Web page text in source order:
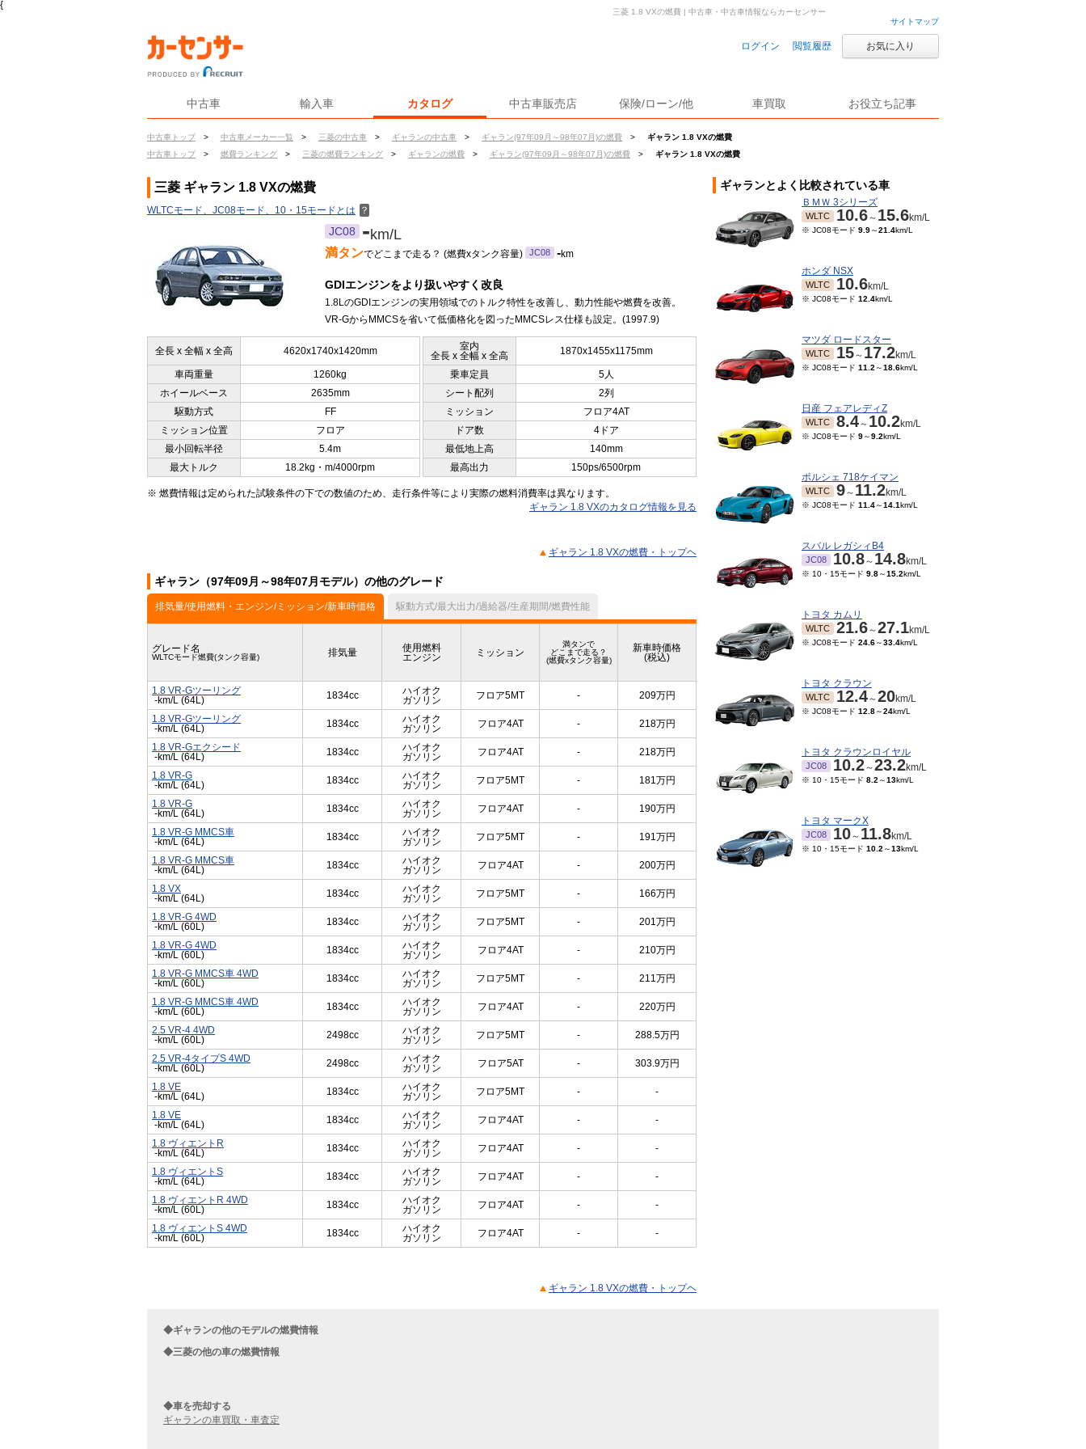
{
サイトマップ
ログイン 閲覧履歴 お気に入り
中古車 輸入車 カタログ 中古車販売店 保険/ローン/他 車買取 お役立ち記事
中古車トップ > 中古車メーカー一覧 > 三菱の中古車 > ギャランの中古車 > ギャラン(97年09月～98年07月)の燃費 >
ギャラン 1.8 VXの燃費
中古車トップ
> 燃費ランキング > 三菱の燃費ランキング > ギャランの燃費 > ギャラン(97年09月～98年07月)の燃費 > ギャラン 1.8 VXの燃費
三菱 1.8 VXの燃費 | 中古車・中古車情報ならカーセンサー
三菱 ギャラン 1.8 VXの燃費
WLTCモード、JC08モード、10・15モードとは ？
JC08 -km/L
満タンでどこまで走る？ (燃費xタンク容量) JC08 -km
GDIエンジンをより扱いやすく改良
1.8LのGDIエンジンの実用領域でのトルク特性を改善し、動力性能や燃費を改善。
VR-GからMMCSを省いて低価格化を図ったMMCSレス仕様も設定。(1997.9)
全長 x 全幅 x 全高 4620x1740x1420mm
室内
全長 x 全幅 x 全高
1870x1455x1175mm
車両重量 1260kg 乗車定員
5人
ホイールベース
2635mm シート配列
2列
駆動方式
FF ミッション
フロア4AT
ミッション位置
フロア ドア数
4ドア
最小回転半径
5.4m 最低地上高
140mm
最大トルク
18.2kg・m/4000rpm 最高出力 150ps/6500rpm
※ 燃費情報は定められた試験条件の下での数値のため、走行条件等により実際の燃料消費率は異なります。
ギャラン 1.8 VXのカタログ情報を見る
ギャラン 1.8 VXの燃費・トップヘ
ギャラン（97年09月～98年07月モデル）の他のグレード
排気量/使用燃料・エンジン/ミッション/新車時価格 駆動方式/最大出力/過給器/生産期間/燃費性能
グレード名
WLTCモード燃費(タンク容量) 排気量
使用燃料
エンジン
ミッション
満タンで
どこまで走る？
(燃費xタンク容量)
新車時価格
(税込)
1.8 VR-Gツーリング
-km/L (64L)
1834cc
ハイオク
ガソリン
フロア5MT - 209万円
1.8 VR-Gツーリング
-km/L (64L)
1834cc
ハイオク
ガソリン
フロア4AT - 218万円
1.8 VR-Gエクシード
-km/L (64L)
1834cc
ハイオク
ガソリン
フロア4AT - 218万円
1.8 VR-G
-km/L (64L)
1834cc
ハイオク
ガソリン
フロア5MT - 181万円
1.8 VR-G
-km/L (64L)
1834cc
ハイオク
ガソリン
フロア4AT - 190万円
1.8 VR-G MMCS車
-km/L (64L)
1834cc
ハイオク
ガソリン
フロア5MT - 191万円
1.8 VR-G MMCS車
-km/L (64L)
1834cc
ハイオク
ガソリン
フロア4AT - 200万円
1.8 VX
-km/L (64L)
1834cc
ハイオク
ガソリン
フロア5MT - 166万円
1.8 VR-G 4WD
-km/L (60L)
1834cc
ハイオク
ガソリン
フロア5MT - 201万円
1.8 VR-G 4WD
-km/L (60L)
1834cc
ハイオク
ガソリン
フロア4AT - 210万円
1.8 VR-G MMCS車 4WD
-km/L (60L)
1834cc
ハイオク
ガソリン
フロア5MT - 211万円
1.8 VR-G MMCS車 4WD
-km/L (60L)
1834cc
ハイオク
ガソリン
フロア4AT - 220万円
2.5 VR-4 4WD
-km/L (60L)
2498cc
ハイオク
ガソリン
フロア5MT - 288.5万円
2.5 VR-4タイプS 4WD
-km/L (60L)
2498cc
ハイオク
ガソリン
フロア5AT - 303.9万円
1.8 VE
-km/L (64L)
1834cc
ハイオク
ガソリン
フロア5MT - -
1.8 VE
-km/L (64L)
1834cc
ハイオク
ガソリン
フロア4AT - -
1.8 ヴィエントR
-km/L (64L)
1834cc
ハイオク
ガソリン
フロア4AT - -
1.8 ヴィエントS
-km/L (64L)
1834cc
ハイオク
ガソリン
フロア4AT - -
1.8 ヴィエントR 4WD
-km/L (60L)
1834cc
ハイオク
ガソリン
フロア4AT - -
1.8 ヴィエントS 4WD
-km/L (60L)
1834cc
ハイオク
ガソリン
フロア4AT - -
ギャラン 1.8 VXの燃費・トップヘ
ギャランとよく比較されている車
ＢＭＷ 3シリーズ
WLTC 10.6～ 15.6km/L
※ JC08モード 9.9～21.4km/L
ホンダ NSX
WLTC 10.6km/L
※ JC08モード 12.4km/L
マツダ ロードスター
WLTC 15～ 17.2km/L
※ JC08モード 11.2 ～18.6km/L
日産 フェアレディZ
WLTC 8.4～ 10.2km/L
※ JC08モード 9～9.2km/L
ポルシェ 718ケイマン
WLTC 9～ 11.2km/L
※ JC08モード 11.4～14.1km/L
スバル レガシィB4
JC08 10.8～ 14.8km/L
※ 10・15モード 9.8～15.2km/L
トヨタ カムリ
WLTC 21.6～27.1km/L
※ JC08モード 24.6～33.4km/L
トヨタ クラウン
WLTC 12.4～20km/L
※ JC08モード 12.8～24km/L
トヨタ クラウンロイヤル
JC08 10.2～23.2km/L
※ 10・15モード 8.2 ～13km/L
トヨタ マークX
JC08 10～ 11.8km/L
※ 10・15モード 10.2 ～13km/L
◆ギャランの他のモデルの燃費情報
◆三菱の他の車の燃費情報
◆車を売却する
ギャランの車買取・車査定